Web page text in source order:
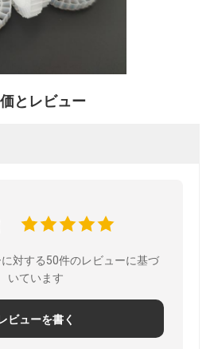
とレビュー
対する50件のレビューに基づ
いています
ビューを書く